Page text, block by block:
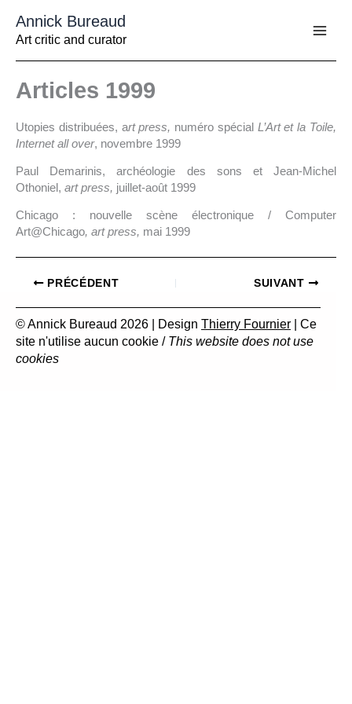
contenu
Annick Bureaud
Art critic and curator
Articles 1999
Utopies distribuées, art press, numéro spécialL’Art et la Toile,
Internet all over, novembre 1999
Paul Demarinis, archéologie des sons et Jean-Michel
Othoniel, art press, juillet-août 1999
Chicago : nouvelle scène électronique / Computer
Art@Chicago, art press, mai 1999
PRÉCÉDENT SUIVANT
© Annick Bureaud 2026 | Design Thierry Fournier | Ce
site n'utilise aucun cookie / This website does not use
cookies